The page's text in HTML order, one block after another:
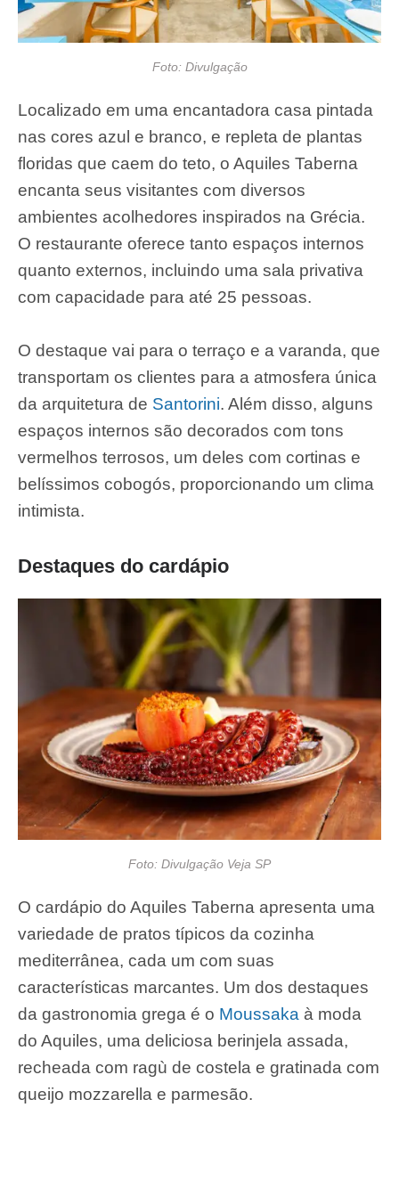
Foto: Divulgação
Localizado em uma encantadora casa pintada
nas cores azul e branco, e repleta de plantas
floridas que caem do teto, o Aquiles Taberna
encanta seus visitantes com diversos
ambientes acolhedores inspirados na Grécia.
O restaurante oferece tanto espaços internos
quanto externos, incluindo uma sala privativa
com capacidade para até 25 pessoas.
O destaque vai para o terraço e a varanda, que
transportam os clientes para a atmosfera única
da arquitetura de Santorini. Além disso, alguns
espaços internos são decorados com tons
vermelhos terrosos, um deles com cortinas e
belíssimos cobogós, proporcionando um clima
intimista.
Destaques do cardápio
Foto: Divulgação Veja SP
O cardápio do Aquiles Taberna apresenta uma
variedade de pratos típicos da cozinha
mediterrânea, cada um com suas
características marcantes. Um dos destaques
da gastronomia grega é o Moussaka à moda
do Aquiles, uma deliciosa berinjela assada,
recheada com ragù de costela e gratinada com
queijo mozzarella e parmesão.